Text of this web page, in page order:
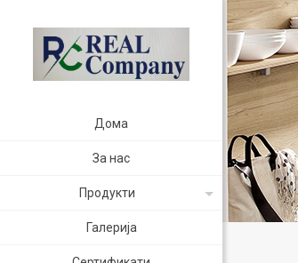
Дома
За нас
Продукти
Галерија